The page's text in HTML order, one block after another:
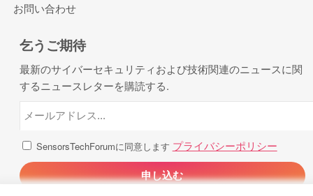
お問い合わせ
乞うご期待
最新のサイバーセキュリティおよび技術関連のニュースに関
するニュースレターを購読する.
SensorsTechForumに同意します プライバシーポリシー